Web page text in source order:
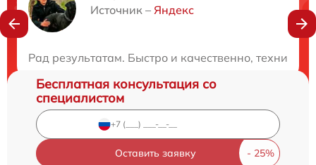
Источник – Яндекс
Рад результатам. Быстро и качественно, техника
Нужна консультация?
Бесплатная консультация со
специалистом
Оставить заявку